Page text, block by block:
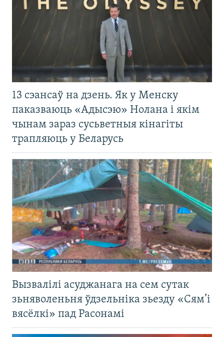
13 сэансаў на дзень. Як у Менску
паказваюць «Адысэю» Нолана і якім
чынам зараз сусьветныя кінагіты
трапляюць у Беларусь
Вызвалілі асуджанага на сем сутак
зьняволеньня ўдзельніка зьезду «Сям’і
вясёлкі» пад Расонамі